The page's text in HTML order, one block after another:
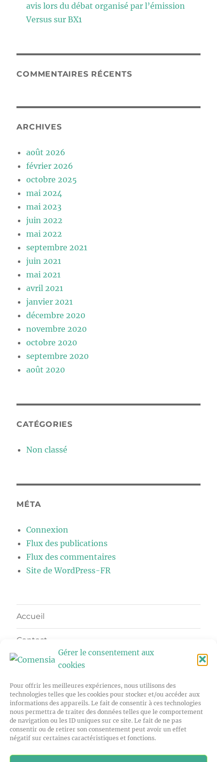
Gérer le consentement aux
cookies
Pour offrir les meilleures expériences, nous utilisons des
technologies telles que les cookies pour stocker et/ou accéder aux
informations des appareils. Le fait de consentir à ces technologies
nous permettra de traiter des données telles que le comportement
de navigation ou les ID uniques sur ce site. Le fait de ne pas
consentir ou de retirer son consentement peut avoir un effet
négatif sur certaines caractéristiques et fonctions.
avis lors du débat organisé par l’émission
Versus sur BX1
COMMENTAIRES RÉCENTS
ARCHIVES
août 2026
février 2026
octobre 2025
mai 2024
mai 2023
juin 2022
mai 2022
septembre 2021
juin 2021
mai 2021
avril 2021
janvier 2021
décembre 2020
novembre 2020
octobre 2020
septembre 2020
août 2020
CATÉGORIES
Non classé
MÉTA
Connexion
Flux des publications
Flux des commentaires
Site de WordPress-FR
Accueil
Contact
Candidat
Nos Services
A Propos
Job